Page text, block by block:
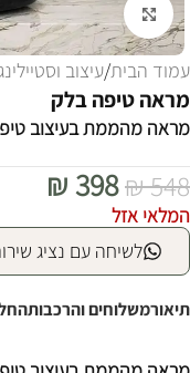
לחצו להגדלה
עמוד הבית/עיצוב
מראה טיפה בלק
מראה מהממת בעיצוב
₪548
₪398
המלאי אזל
לשיחה עם נציג
תיאורמשלוחים והרכבות